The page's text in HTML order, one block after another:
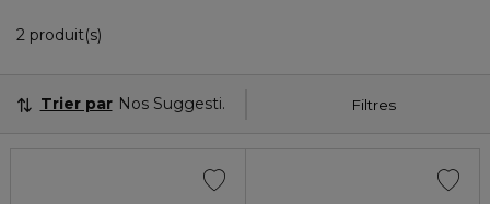
2 produit(s)
Filtres
Trier par Nos Suggestions